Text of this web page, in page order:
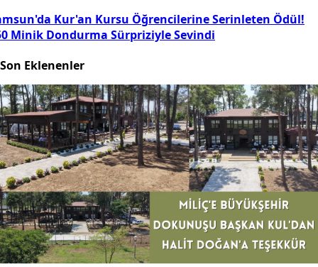
Kur'an Kursu Öğrencilerine Serinleten Ödül!
Minik Dondurma Sürpriziyle Sevindi
Son Eklenenler